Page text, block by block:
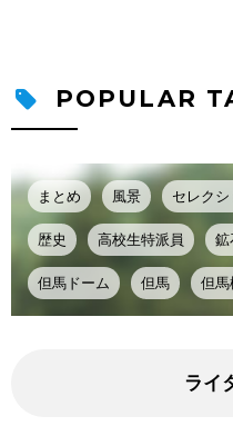
POPULAR
まとめ 風景 セレクシ
歴史 高校生特派員 鉱
但馬ドーム 但馬 但馬
ライ